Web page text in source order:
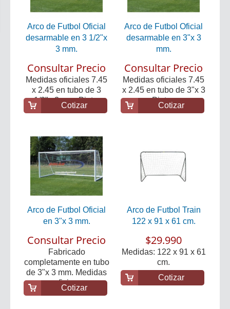
Arco de Futbol Oficial
desarmable en 3 1/2"x
3 mm.
Consultar Precio
Medidas oficiales 7.45
x 2.45 en tubo de 3
1/2"x 3 mm. Pint...
Cotizar
Arco de Futbol Oficial
desarmable en 3"x 3
mm.
Consultar Precio
Medidas oficiales 7.45
x 2.45 en tubo de 3"x 3
mm Pintura a...
Cotizar
Arco de Futbol Oficial
en 3"x 3 mm.
Consultar Precio
Fabricado
completamente en tubo
de 3"x 3 mm. Medidas
oficia...
Cotizar
Arco de Futbol Train
122 x 91 x 61 cm.
$29.990
Medidas: 122 x 91 x 61
cm.
Cotizar